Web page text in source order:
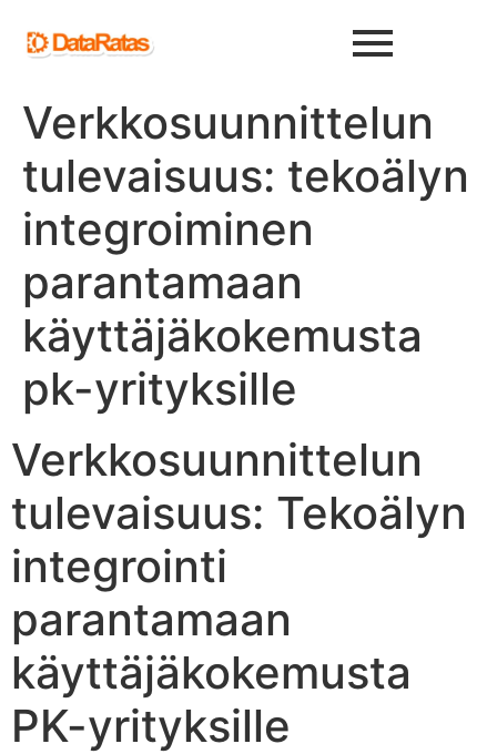
Verkkosuunnittelun
tulevaisuus: tekoälyn
integroiminen
parantamaan
käyttäjäkokemusta
pk-yrityksille
Verkkosuunnittelun
tulevaisuus: Tekoälyn
integrointi
parantamaan
käyttäjäkokemusta
PK-yrityksille